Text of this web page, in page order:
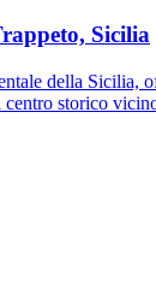
Sicilia
della Sicilia,
centro storico